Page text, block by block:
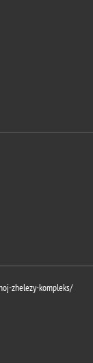
zhelezy-kompleks/